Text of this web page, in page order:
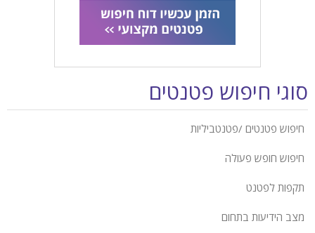
סוגי חיפוש פטנטים
חיפוש פטנטים /פטנטביליות
חיפוש חופש פעולה
תקפות לפטנט
מצב הידיעות בתחום